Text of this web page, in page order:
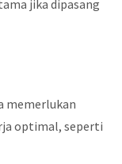
jika dipasang
memerlukan
optimal, seperti